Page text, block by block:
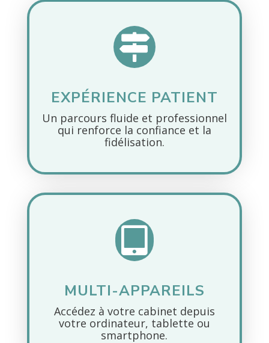

EXPÉRIENCE PATIENT
Un parcours fluide et professionnel
qui renforce la confiance et la
fidélisation.

MULTI-APPAREILS
Accédez à votre cabinet depuis
votre ordinateur, tablette ou
smartphone.